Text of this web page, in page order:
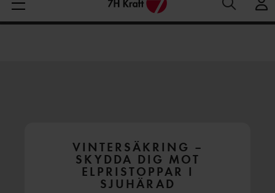
Aktuella elpriser
Medelspotpris (1/08-8/08 (SE3):
Spotpris just nu: 4
VINTERSÄKRING –
SKYDDA DIG MOT
ELPRISTOPPAR I
SJUHÄRAD